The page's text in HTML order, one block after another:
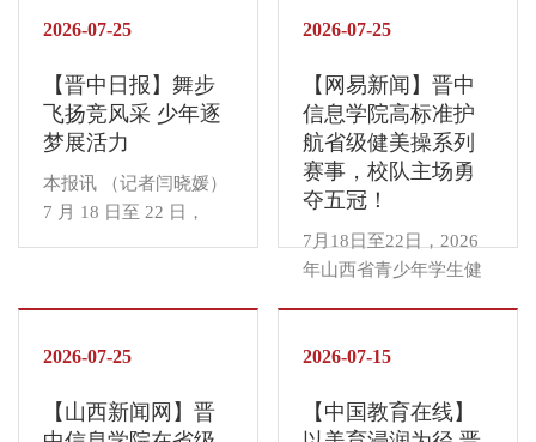
尖下，一行行娟秀的字
迹里，流淌着23名支教
队员的共同记忆——那
舍、...
培养模式，致力于培养
数字经济时代兼具专业
深度与综合素养的“高情
商经营管理人才”。
2024年至2026年，学校
名中位列全国第五、...
“一站式”学生社区（以
依托社区化的书院阵地
载体、体系化的制度队
伍保障，党政一体协
同，双院和合共融，培
养德智体美劳全面发展
坐标。学校深挖晋商文
核心价值观培育有机结
合，在书院社区打造特
“奔跑吧・少年”2026年
美操、啦啦操比赛两大
省级操舞盛会，先后在
晋中信息学院行健馆精
彩上演。来自全省近百
支代表队、千余名青少
年舞者齐聚乌马河畔，
同台竞技。作为东道
赛事承办的成熟运行体
场奋勇拼搏，一举斩获
五项冠军，以专业办赛
2026-07-25
【晋中日报】舞步
飞扬竞风采 少年逐
梦展活力
本报讯 （记者闫晓媛）
7 月 18 日至 22 日，
学院行健馆接连举办，
余名青少年选手齐聚一
2026-07-25
【网易新闻】晋中
信息学院高标准护
航省级健美操系列
赛事，校队主场勇
夺五冠！
7月18日至22日，2026
年山西省青少年学生健
组比赛在晋中信息学院
近百支代表队、千余名
2026-07-25
【山西新闻网】晋
2026-07-15
【中国教育在线】